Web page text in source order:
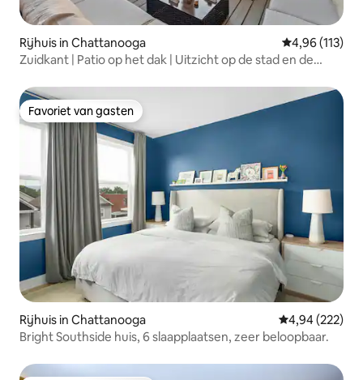
Rijhuis in Chattanooga Gemiddelde
4,96 (113)
Zuidkant | Patio op het dak | Uitzicht op de stad en de
Favoriet van gasten
Favoriet van gasten
Rijhuis in Chattanooga Gemiddelde
4,94 (222)
Bright Southside huis, 6 slaapplaatsen, zeer beloopbaar.